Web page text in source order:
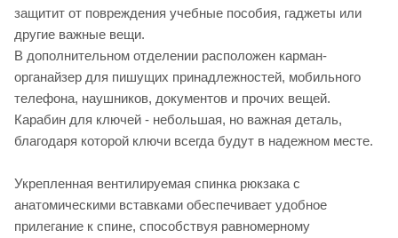
защитит от повреждения учебные пособия, гаджеты или
другие важные вещи.
В дополнительном отделении расположен карман-
органайзер для пишущих принадлежностей, мобильного
телефона, наушников, документов и прочих вещей.
Карабин для ключей - небольшая, но важная деталь,
благодаря которой ключи всегда будут в надежном месте.
Укрепленная вентилируемая спинка рюкзака с
анатомическими вставками обеспечивает удобное
прилегание к спине, способствуя равномерному